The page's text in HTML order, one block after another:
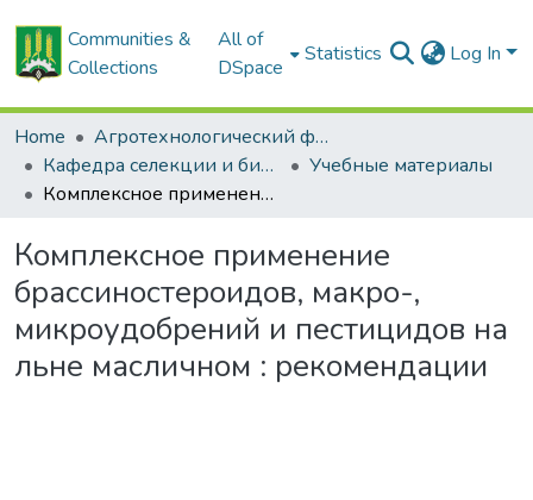
Communities &
Collections
All of
DSpace
Statistics Log In
Home
Агротехнологический факультет
Кафедра селекции и биотехнологии растений
Учебные материалы
Комплексное применение брассиностероидов, макро-, микроудобрений и пестицидов на льне масличном : рекомендации
Комплексное применение
брассиностероидов, макро-,
микроудобрений и пестицидов на
льне масличном : рекомендации